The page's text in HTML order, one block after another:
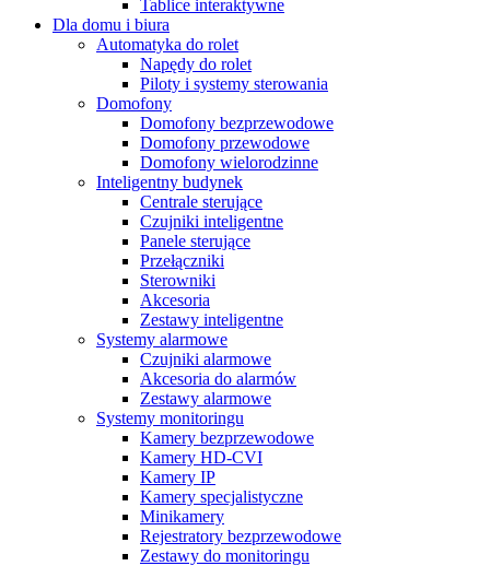
Tablice interaktywne
Dla domu i biura
Automatyka do rolet
Napędy do rolet
Piloty i systemy sterowania
Domofony
Domofony bezprzewodowe
Domofony przewodowe
Domofony wielorodzinne
Inteligentny budynek
Centrale sterujące
Czujniki inteligentne
Panele sterujące
Przełączniki
Sterowniki
Akcesoria
Zestawy inteligentne
Systemy alarmowe
Czujniki alarmowe
Akcesoria do alarmów
Zestawy alarmowe
Systemy monitoringu
Kamery bezprzewodowe
Kamery HD-CVI
Kamery IP
Kamery specjalistyczne
Minikamery
Rejestratory bezprzewodowe
Zestawy do monitoringu